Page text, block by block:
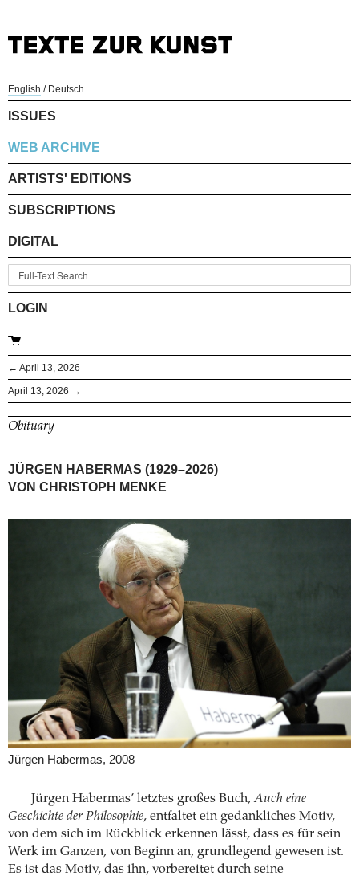
English / Deutsch
ISSUES
WEB ARCHIVE
ARTISTS' EDITIONS
SUBSCRIPTIONS
DIGITAL
LOGIN
← April 13, 2026
April 13, 2026 →
Obituary
JÜRGEN HABERMAS (1929–2026)
VON CHRISTOPH MENKE
Jürgen Habermas, 2008
Jürgen Habermas’ letztes großes Buch,Auch eine
Geschichte der Philosophie, entfaltet ein gedankliches Motiv,
von dem sich im Rückblick erkennen lässt, dass es für sein
Werk im Ganzen, von Beginn an, grundlegend gewesen ist.
Es ist das Motiv, das ihn, vorbereitet durch seine